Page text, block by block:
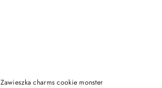
Zawieszka charms cookie monster
DO KOSZYKA